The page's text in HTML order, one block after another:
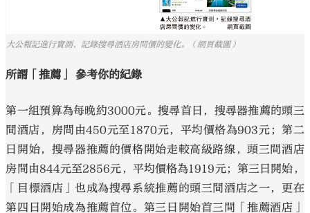
大公報記進行實測，記錄搜尋酒店房間價的變化。（網頁截圖）
所謂「推薦」 參考你的紀錄
第一組預算為每晚約3000元。搜尋首日，搜尋器推薦的頭三
間酒店，房間由450元至1870元，平均價格為903元；第二
日開始，搜尋器推薦的價格開始走較高級路線，頭三間酒店
房間由844元至2856元，平均價格為1919元；第三日開始，
「目標酒店」也成為搜尋系統推薦的頭三間酒店之一，更在
第四日開始成為推薦首位。第三日開始首三間「推薦酒店」